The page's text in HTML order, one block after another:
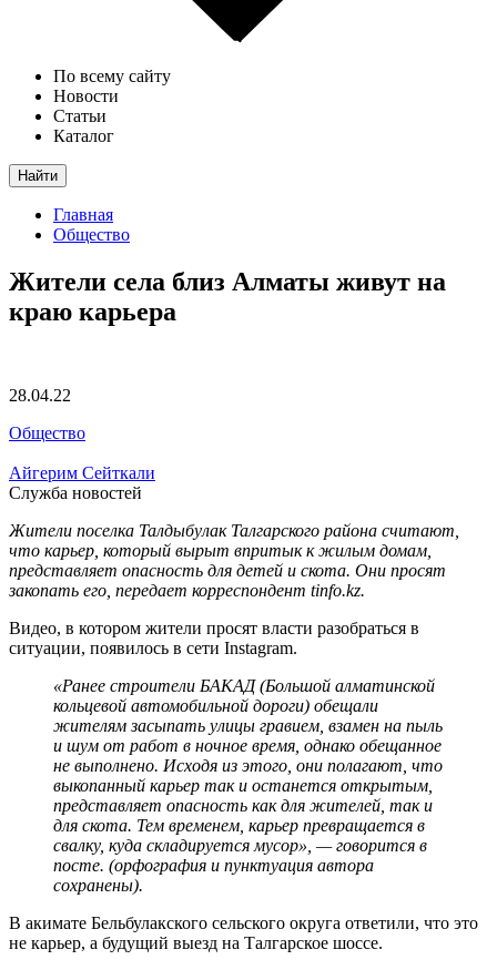
По всему сайту
Новости
Статьи
Каталог
Найти
Главная
Общество
Жители села близ Алматы живут на
краю карьера
28.04.22
Общество
Айгерим Сейткали
Служба новостей
Жители поселка Талдыбулак Талгарского района считают,
что карьер, который вырыт впритык к жилым домам,
представляет опасность для детей и скота. Они просят
закопать его, передает корреспондент tinfo.kz.
Видео, в котором жители просят власти разобраться в
ситуации, появилось в сети Instagram.
«Ранее строители БАКАД (Большой алматинской
кольцевой автомобильной дороги) обещали
жителям засыпать улицы гравием, взамен на пыль
и шум от работ в ночное время, однако обещанное
не выполнено. Исходя из этого, они полагают, что
выкопанный карьер так и останется открытым,
представляет опасность как для жителей, так и
для скота. Тем временем, карьер превращается в
свалку, куда складируется мусор», — говорится в
посте. (орфография и пунктуация автора
сохранены).
В акимате Бельбулакского сельского округа ответили, что это
не карьер, а будущий выезд на Талгарское шоссе.